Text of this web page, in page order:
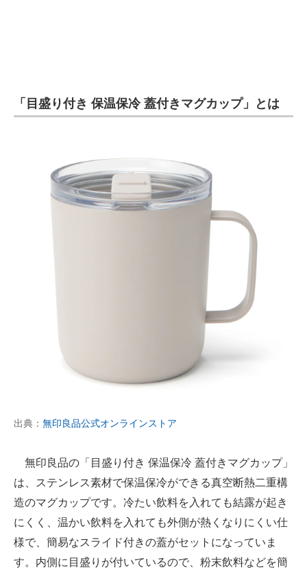
ちょっと気になるネットの話題
「目盛り付き 保温保冷 蓋付きマグカップ」とは
出典： 無印良品公式オンラインストア
無印良品の「目盛り付き 保温保冷 蓋付きマグカップ」
は、ステンレス素材で保温保冷ができる真空断熱二重構
造のマグカップです。冷たい飲料を入れても結露が起き
にくく、温かい飲料を入れても外側が熱くなりにくい仕
様で、簡易なスライド付きの蓋がセットになっていま
す。内側に目盛りが付いているので、粉末飲料などを簡